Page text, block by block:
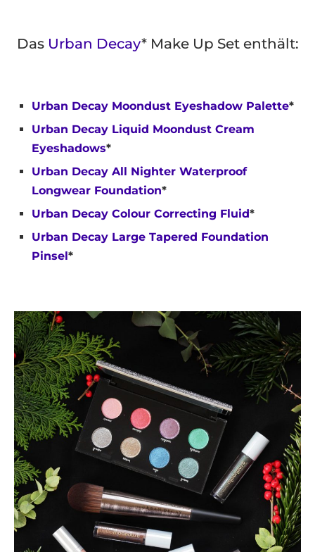
Das Urban Decay* Make Up Set enthält:
Urban Decay Moondust Eyeshadow Palette*
Urban Decay Liquid Moondust Cream
Eyeshadows*
Urban Decay All Nighter Waterproof
Longwear Foundation*
Urban Decay Colour Correcting Fluid*
Urban Decay Large Tapered Foundation
Pinsel*